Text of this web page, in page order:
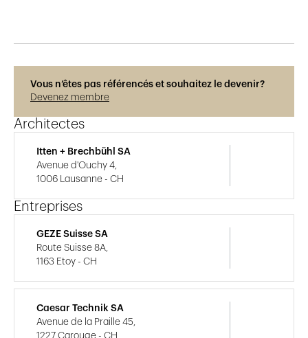
Vous n’êtes pas référencés et souhaitez le devenir?
Devenez membre
Architectes
Itten + Brechbühl SA
Avenue d'Ouchy 4,
1006 Lausanne - CH
Entreprises
GEZE Suisse SA
Route Suisse 8A,
1163 Etoy - CH
Caesar Technik SA
Avenue de la Praille 45,
1227 Carouge - CH